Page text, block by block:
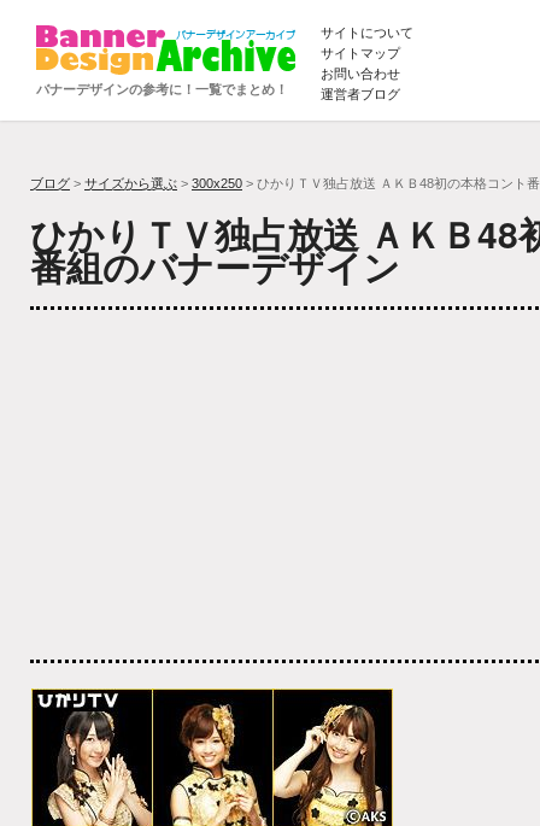
バナーデザインの参考に！一覧でまとめ！
サイトについて
サイトマップ
お問い合わせ
運営者ブログ
ブログ > サイズから選ぶ > 300x250 > ひかりＴＶ独占放送 ＡＫＢ48初の本格コント
ひかりＴＶ独占放送 ＡＫＢ48
番組のバナーデザイン